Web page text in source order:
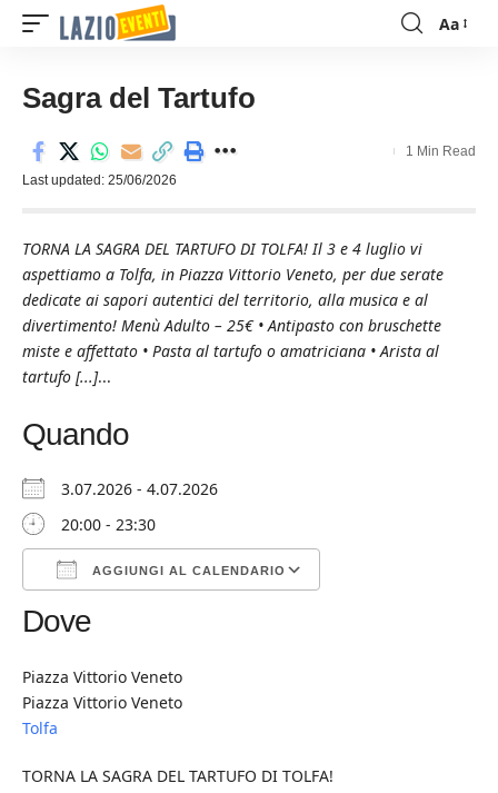
Font
Aa
Sagra del Tartufo
Last updated: 25/06/2026
1 Min Read
TORNA LA SAGRA DEL TARTUFO DI TOLFA! Il 3 e 4 luglio vi
aspettiamo a Tolfa, in Piazza Vittorio Veneto, per due serate
dedicate ai sapori autentici del territorio, alla musica e al
divertimento! Menù Adulto – 25€ • Antipasto con bruschette
miste e affettato • Pasta al tartufo o amatriciana • Arista al
tartufo [...]...
Quando
3.07.2026 - 4.07.2026
20:00 - 23:30
AGGIUNGI AL CALENDARIO
Download ICS
Dove
Piazza Vittorio Veneto
Piazza Vittorio Veneto
Tolfa
TORNA LA SAGRA DEL TARTUFO DI TOLFA!